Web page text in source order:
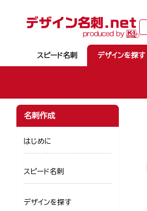
スピード名刺 デザインを探す
名刺作成
はじめに
スピード名刺
デザインを探す